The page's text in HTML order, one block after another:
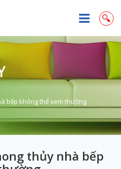
bếp không thể xem thường
thủy nhà bếp